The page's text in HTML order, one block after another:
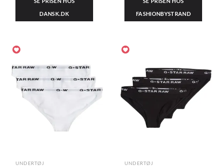
DANSK.DK FASHIONBYSTRAND
UNDERTØJ UNDERTØJ